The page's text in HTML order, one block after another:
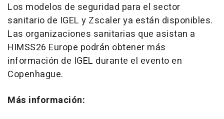
Los modelos de seguridad para el sector
sanitario de IGEL y Zscaler ya están disponibles.
Las organizaciones sanitarias que asistan a
HIMSS26 Europe podrán obtener más
información de IGEL durante el evento en
Copenhague.
Más información: